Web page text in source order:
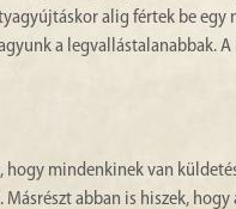
alig fértek be
a legvallástalanabbak.
mindenkinek van
Másrészt abban is hiszek,